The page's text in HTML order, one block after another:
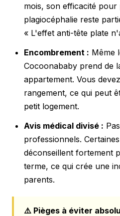
mois, son efficacité
plagiocéphalie reste
« L'effet anti-tête plate
Encombrement : Même
Cocoonababy prend de
appartement. Vous
rangement, ce qui peut
petit logement.
Avis médical divisé :
professionnels.
déconseillent fortement
terme, ce qui crée une
parents.
⚠️ Pièges à éviter